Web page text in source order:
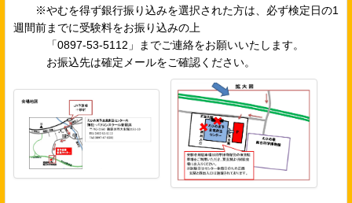
※やむを得ず銀行振り込みを選択された方は、必ず検定日の1
週間前までに受験料をお振り込みの上
「0897-53-5112」までご連絡をお願いいたします。
お振込先は確定メールをご確認ください。